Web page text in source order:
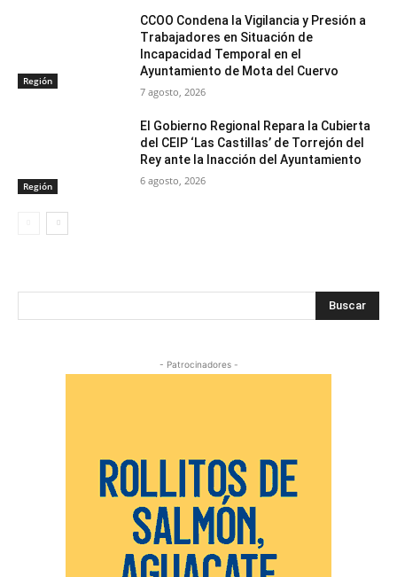
Región
CCOO Condena la Vigilancia y Presión a
Trabajadores en Situación de
Incapacidad Temporal en el
Ayuntamiento de Mota del Cuervo
7 agosto, 2026
Región
El Gobierno Regional Repara la Cubierta
del CEIP ‘Las Castillas’ de Torrejón del
Rey ante la Inacción del Ayuntamiento
6 agosto, 2026
Buscar
- Patrocinadores -